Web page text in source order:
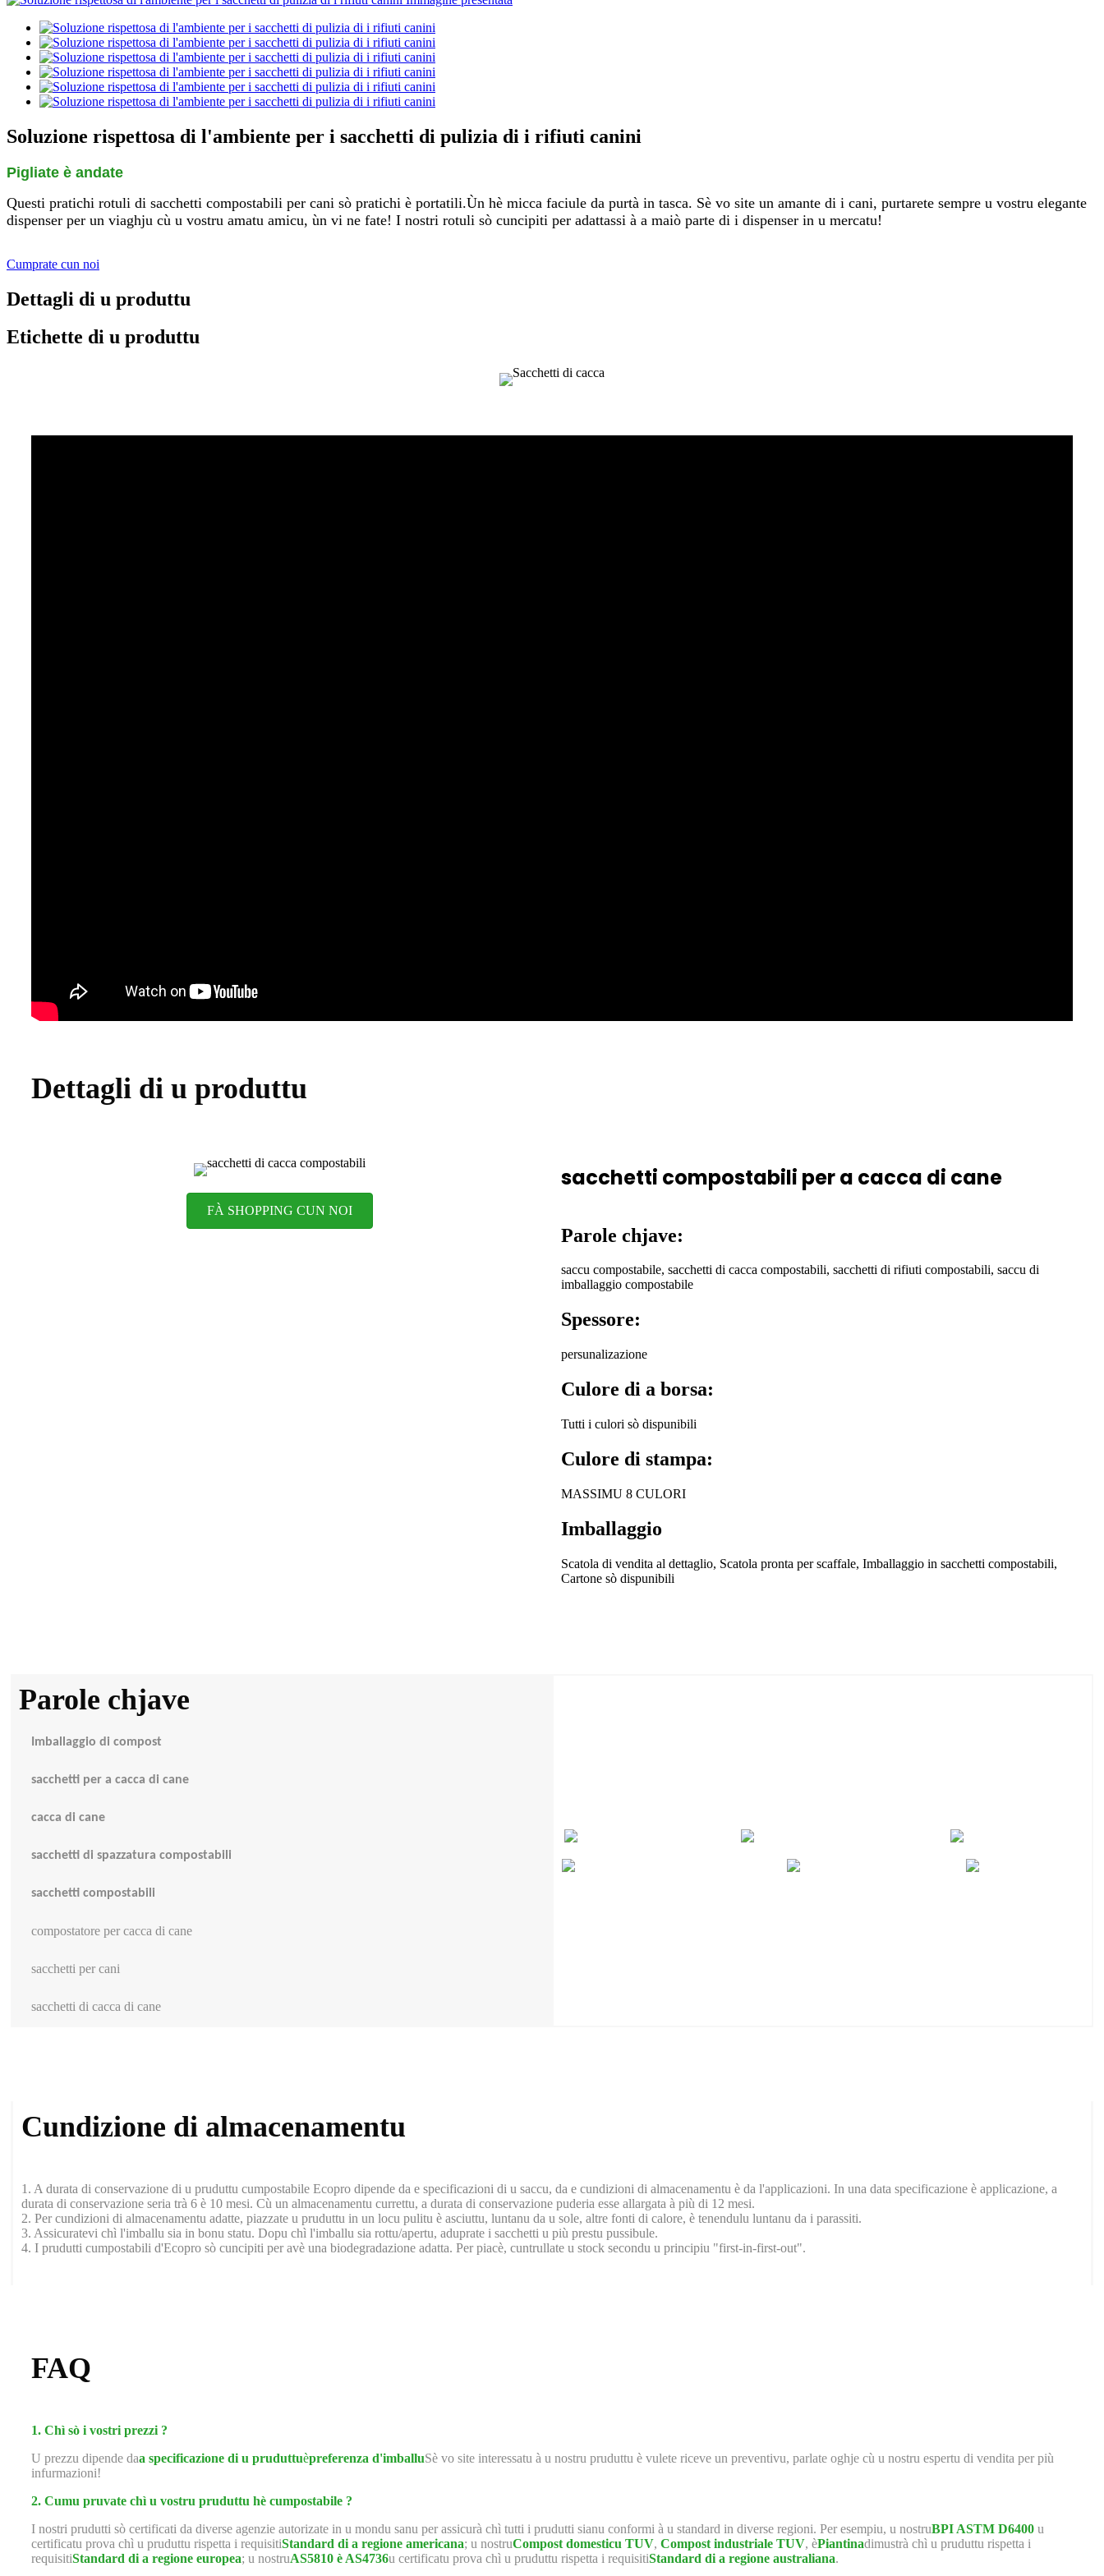
Soluzione rispettosa di l'ambiente per i sacchetti di pulizia di i rifiuti canini
Pigliate è andate
Questi pratichi rotuli di sacchetti compostabili per cani sò pratichi è portatili.Ùn hè micca faciule da purtà in tasca. Sè vo site un amante di i cani, purtarete sempre u vostru elegante
dispenser per un viaghju cù u vostru amatu amicu, ùn vi ne fate! I nostri rotuli sò cuncipiti per adattassi à a maiò parte di i dispenser in u mercatu!
Cumprate cun noi
Dettagli di u produttu
Etichette di u produttu
Dettagli di u produttu
FÀ SHOPPING CUN NOI
sacchetti compostabili per a cacca di cane
Parole chjave:
saccu compostabile, sacchetti di cacca compostabili, sacchetti di rifiuti compostabili, saccu di
imballaggio compostabile
Spessore:
persunalizazione
Culore di a borsa:
Tutti i culori sò dispunibili
Culore di stampa:
MASSIMU 8 CULORI
Imballaggio
Scatola di vendita al dettaglio, Scatola pronta per scaffale, Imballaggio in sacchetti compostabili,
Cartone sò dispunibili
Parole chjave
Imballaggio di compost
sacchetti per a cacca di cane
cacca di cane
sacchetti di spazzatura compostabili
sacchetti compostabili
compostatore per cacca di cane
sacchetti per cani
sacchetti di cacca di cane
Cundizione di almacenamentu
1. A durata di conservazione di u pruduttu cumpostabile Ecopro dipende da e specificazioni di u saccu, da e cundizioni di almacenamentu è da l'applicazioni. In una data specificazione è applicazione, a
durata di conservazione seria trà 6 è 10 mesi. Cù un almacenamentu currettu, a durata di conservazione puderia esse allargata à più di 12 mesi.
2. Per cundizioni di almacenamentu adatte, piazzate u pruduttu in un locu pulitu è asciuttu, luntanu da u sole, altre fonti di calore, è tenendulu luntanu da i parassiti.
3. Assicuratevi chì l'imballu sia in bonu statu. Dopu chì l'imballu sia rottu/apertu, aduprate i sacchetti u più prestu pussibule.
4. I prudutti cumpostabili d'Ecopro sò cuncipiti per avè una biodegradazione adatta. Per piacè, cuntrullate u stock secondu u principiu "first-in-first-out".
FAQ
1. Chì sò i vostri prezzi ?
U prezzu dipende daa specificazione di u pruduttuèpreferenza d'imballuSè vo site interessatu à u nostru pruduttu è vulete riceve un preventivu, parlate oghje cù u nostru espertu di vendita per più
infurmazioni!
2. Cumu pruvate chì u vostru pruduttu hè cumpostabile ?
I nostri prudutti sò certificati da diverse agenzie autorizate in u mondu sanu per assicurà chì tutti i prudutti sianu conformi à u standard in diverse regioni. Per esempiu, u nostruBPI ASTM D6400 u
certificatu prova chì u pruduttu rispetta i requisitiStandard di a regione americana; u nostruCompost domesticu TUV, Compost industriale TUV, èPiantinadimustrà chì u pruduttu rispetta i
requisitiStandard di a regione europea; u nostruAS5810 è AS4736u certificatu prova chì u pruduttu rispetta i requisitiStandard di a regione australiana.